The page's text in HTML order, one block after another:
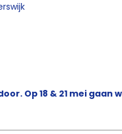
Op 18 & 21 mei gaan